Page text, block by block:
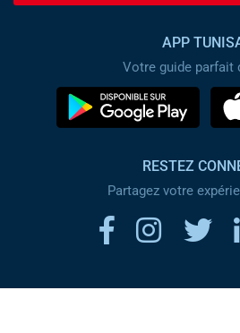
APP
Votre guide parfait
RESTEZ
Partagez votre